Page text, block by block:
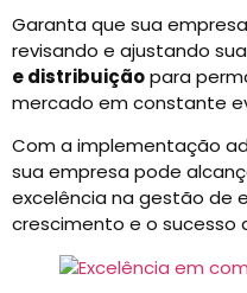
Garanta que sua
revisando e ajustando
e distribuiçãopara
mercado em constante
Com a implementação
sua empresa pode
excelência na gestão de
crescimento e o sucesso